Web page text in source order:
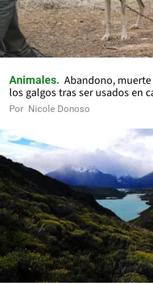
Animales
Abandono,
los galgos tras ser usados en
Por Nicole Donoso